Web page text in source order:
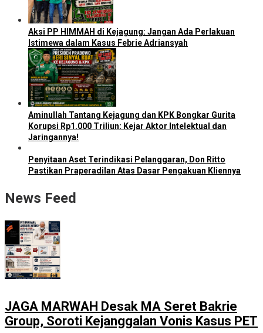
Aksi PP HIMMAH di Kejagung: Jangan Ada Perlakuan
Istimewa dalam Kasus Febrie Adriansyah
Aminullah Tantang Kejagung dan KPK Bongkar Gurita
Korupsi Rp1.000 Triliun: Kejar Aktor Intelektual dan
Jaringannya!
Penyitaan Aset Terindikasi Pelanggaran, Don Ritto
Pastikan Praperadilan Atas Dasar Pengakuan Kliennya
News Feed
JAGA MARWAH Desak MA Seret Bakrie
Group, Soroti Kejanggalan Vonis Kasus PET